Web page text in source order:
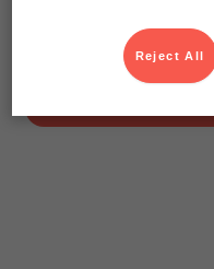
Fun Light Apelsin 1+9 PET
Kolonial Art.nr. 129218
Reject All